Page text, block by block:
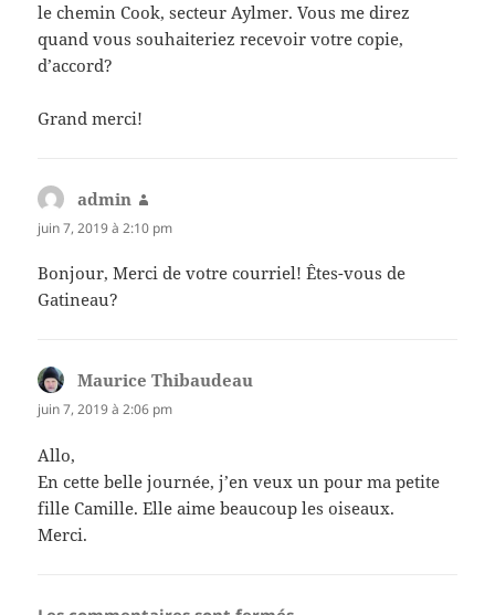
le chemin Cook, secteur Aylmer. Vous me direz
quand vous souhaiteriez recevoir votre copie,
d’accord?
Grand merci!
admin
juin 7, 2019 à 2:10 pm
Bonjour, Merci de votre courriel! Êtes-vous de
Gatineau?
Maurice Thibaudeau
juin 7, 2019 à 2:06 pm
Allo,
En cette belle journée, j’en veux un pour ma petite
fille Camille. Elle aime beaucoup les oiseaux.
Merci.